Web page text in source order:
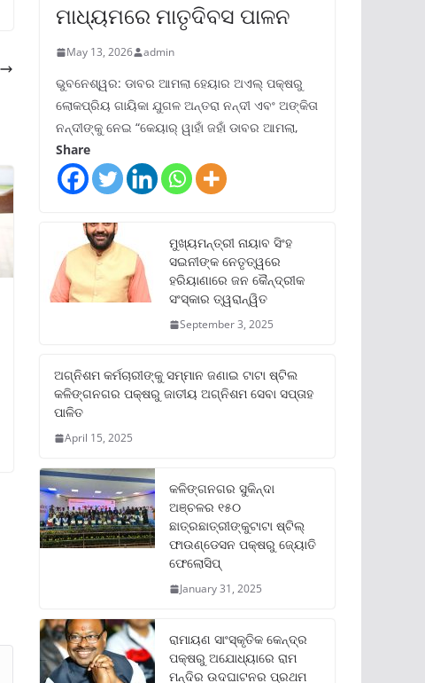
ମାଧ୍ୟମରେ ମାତୃଦିବସ ପାଳନ
May 13, 2026 admin
ଭୁବନେଶ୍ୱର: ଡାବର ଆମଲା ହେୟାର ଅଏଲ୍ ପକ୍ଷରୁ
ଲୋକପ୍ରିୟ ଗାୟିକା ଯୁଗଳ ଅନ୍ତରା ନନ୍ଦୀ ଏବଂ ଅଙ୍କିତା
ନନ୍ଦୀଙ୍କୁ ନେଇ “କେୟାର୍ ୱାହାଁ ଜହାଁ ଡାବର ଆମଲା,
Share
ମୁଖ୍ୟମନ୍ତ୍ରୀ ନାୟାବ ସିଂହ
ସଇନୀଙ୍କ ନେତୃତ୍ୱରେ
ହରିୟାଣାରେ ଜନ କୈନ୍ଦ୍ରୀକ
ସଂସ୍କାର ତ୍ୱରାନ୍ୱିତ
September 3, 2025
ଅଗ୍ନିଶମ କର୍ମଚାରୀଙ୍କୁ ସମ୍ମାନ ଜଣାଇ ଟାଟା ଷ୍ଟିଲ
କଳିଙ୍ଗନଗର ପକ୍ଷରୁ ଜାତୀୟ ଅଗ୍ନିଶମ ସେବା ସପ୍ତାହ
ପାଳିତ
April 15, 2025
କଳିଙ୍ଗନଗର ସୁକିନ୍ଦା
ଅଞ୍ଚଳର ୧୫୦
ଛାତ୍ରଛାତ୍ରୀଙ୍କୁଟାଟା ଷ୍ଟିଲ୍
ଫାଉଣ୍ଡେସନ ପକ୍ଷରୁ ଜ୍ୟୋତି
ଫେଲୋସିପ୍‌
January 31, 2025
ରାମାୟଣ ସାଂସ୍କୃତିକ କେନ୍ଦ୍ର
ପକ୍ଷରୁ ଅଯୋଧ୍ୟାରେ ରାମ
ମନ୍ଦିର ଉଦଘାଟନର ପ୍ରଥମ